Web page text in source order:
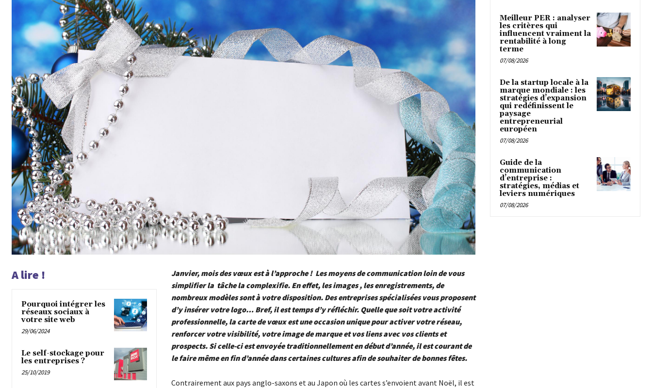
A lire !
Pourquoi intégrer les
réseaux sociaux à
votre site web
29/06/2024
Le self-stockage pour
les entreprises ?
25/10/2019
Janvier, mois des vœux est à l’approche ! Les moyens de communication loin de vous
simplifier la tâche la complexifie. En effet, les images , les enregistrements, de
nombreux modèles sont à votre disposition. Des entreprises spécialisées vous proposent
d’y insérer votre logo… Bref, il est temps d’y réfléchir. Quelle que soit votre activité
professionnelle, la carte de vœux est une occasion unique pour activer votre réseau,
renforcer votre visibilité, votre image de marque et vos liens avec vos clients et
prospects. Si celle-ci est envoyée traditionnellement en début d’année, il est courant de
le faire même en fin d’année dans certaines cultures afin de souhaiter de bonnes fêtes.
Contrairement aux pays anglo-saxons et au Japon où les cartes s’envoient avant Noël, il est
Meilleur PER : analyser
les critères qui
influencent vraiment la
rentabilité à long
terme
07/08/2026
De la startup locale à la
marque mondiale : les
stratégies d’expansion
qui redéfinissent le
paysage
entrepreneurial
européen
07/08/2026
Guide de la
communication
d’entreprise :
stratégies, médias et
leviers numériques
07/08/2026